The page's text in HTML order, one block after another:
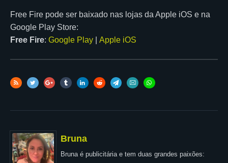
Free Fire pode ser baixado nas lojas da Apple iOS e na
Google Play Store:
Free Fire: Google Play Apple iOS
Bruna
Bruna é publicitária e tem duas grandes paixões: